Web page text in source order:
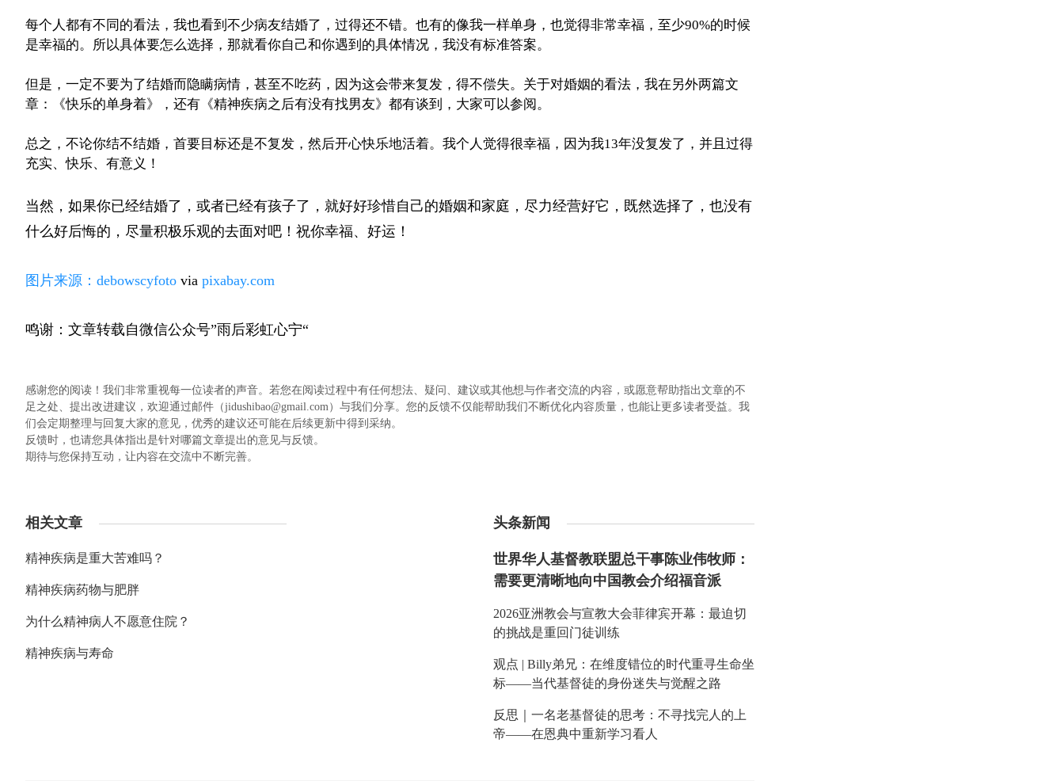
每个人都有不同的看法，我也看到不少病友结婚了，过得还不错。也有的像我一样单身，也觉得非常幸福，至少90%的时候
是幸福的。所以具体要怎么选择，那就看你自己和你遇到的具体情况，我没有标准答案。
但是，一定不要为了结婚而隐瞒病情，甚至不吃药，因为这会带来复发，得不偿失。关于对婚姻的看法，我在另外两篇文
章：《快乐的单身着》，还有《精神疾病之后有没有找男友》都有谈到，大家可以参阅。
总之，不论你结不结婚，首要目标还是不复发，然后开心快乐地活着。我个人觉得很幸福，因为我13年没复发了，并且过得
充实、快乐、有意义！
当然，如果你已经结婚了，或者已经有孩子了，就好好珍惜自己的婚姻和家庭，尽力经营好它，既然选择了，也没有
什么好后悔的，尽量积极乐观的去面对吧！祝你幸福、好运！
图片来源： debowscyfoto via pixabay.com
鸣谢：文章转载自微信公众号”雨后彩虹心宁“
感谢您的阅读！我们非常重视每一位读者的声音。若您在阅读过程中有任何想法、疑问、建议或其他想与作者交流的内容，或愿意帮助指出文章的不
足之处、提出改进建议，欢迎通过邮件（jidushibao@gmail.com）与我们分享。您的反馈不仅能帮助我们不断优化内容质量，也能让更多读者受益。我
们会定期整理与回复大家的意见，优秀的建议还可能在后续更新中得到采纳。
反馈时，也请您具体指出是针对哪篇文章提出的意见与反馈。
期待与您保持互动，让内容在交流中不断完善。
相关文章
精神疾病是重大苦难吗？
精神疾病药物与肥胖
为什么精神病人不愿意住院？
精神疾病与寿命
头条新闻
世界华人基督教联盟总干事陈业伟牧师：
需要更清晰地向中国教会介绍福音派
2026亚洲教会与宣教大会菲律宾开幕：最迫切
的挑战是重回门徒训练
观点 | Billy弟兄：在维度错位的时代重寻生命坐
标——当代基督徒的身份迷失与觉醒之路
反思｜一名老基督徒的思考：不寻找完人的上
帝——在恩典中重新学习看人